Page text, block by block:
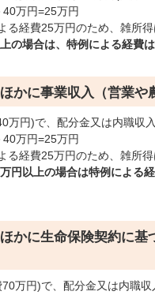
万円=25万円
る経費25万円のため、雑所
の場合は、特例による経費は
かに事業収入（営業や
万円)で、配分金又は内職収
万円=25万円
る経費25万円のため、雑所
円以上の場合は特例による
かに生命保険契約に
万円)で、配分金又は内職